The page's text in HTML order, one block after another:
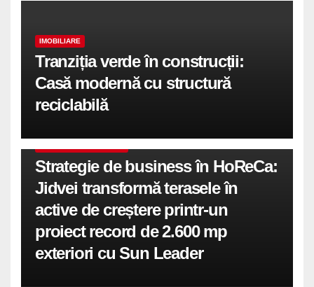
IMOBILIARE
Tranziția verde în construcții:
Casă modernă cu structură
reciclabilă
Strategie de business în HoReCa:
Jidvei transformă terasele în
active de creștere printr-un
proiect record de 2.600 mp
exteriori cu Sun Leader